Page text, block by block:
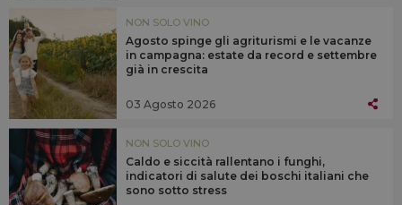
NON SOLO VINO
Agosto spinge gli agriturismi e le vacanze
in campagna: estate da record e settembre
già in crescita
03 Agosto 2026
NON SOLO VINO
Caldo e siccità rallentano i funghi,
indicatori di salute dei boschi italiani che
sono sotto stress